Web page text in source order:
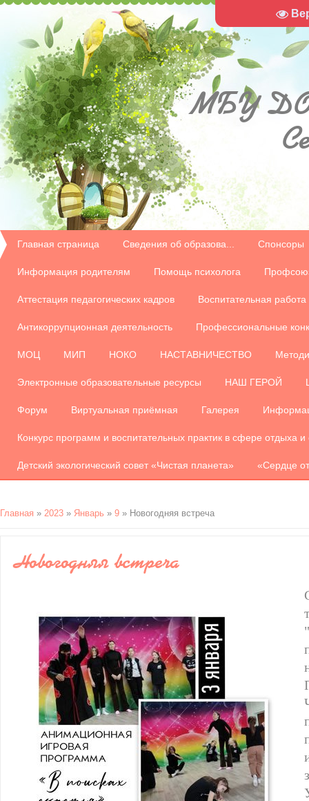
МБУ
Главная страница Сведения об образова... Спонсоры
Информация родителям Помощь психолога
Аттестация педагогических кадров Воспитательная работа
Антикоррупционная деятельность Профессиональные
МОЦ МИП НОКО НАСТАВНИЧЕСТВО
Электронные образовательные ресурсы НАШ ГЕРОЙ
Форум Виртуальная приёмная Галерея
Конкурс программ и воспитательных практик в сфере отдыха
Детский экологический совет «Чистая планета» «Сердце
Главная » 2023 » Январь » 9 » Новогодняя встреча
Новогодняя встреча